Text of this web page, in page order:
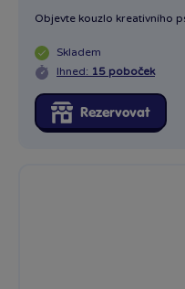
Objevte kouzlo kreativního
Skladem
Ihned: 15 poboček
Rezervovat